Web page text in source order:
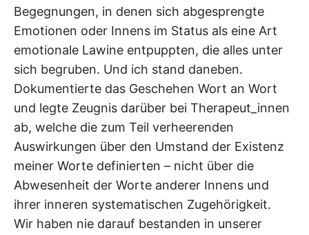
Begegnungen, in denen sich abgesprengte
Emotionen oder Innens im Status als eine Art
emotionale Lawine entpuppten, die alles unter
sich begruben. Und ich stand daneben.
Dokumentierte das Geschehen Wort an Wort
und legte Zeugnis darüber bei Therapeut_innen
ab, welche die zum Teil verheerenden
Auswirkungen über den Umstand der Existenz
meiner Worte definierten – nicht über die
Abwesenheit der Worte anderer Innens und
ihrer inneren systematischen Zugehörigkeit.
Wir haben nie darauf bestanden in unserer